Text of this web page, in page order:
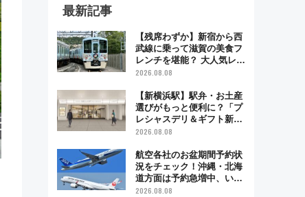
最新記事
【残席わずか】新宿から西
武線に乗って滋賀の美食フ
レンチを堪能？ 大人気レス
トラン列車「52席の至福」
の特別コラボ
2026.08.08
【新横浜駅】駅弁・お土産
選びがもっと便利に？「プ
レシャスデリ＆ギフト新横
浜」がオープン 場所や営
2026.08.08
航空各社のお盆期間予約状
況をチェック！沖縄・北海
道方面は予約急増中、いま
から狙うべき日は？
2026.08.08